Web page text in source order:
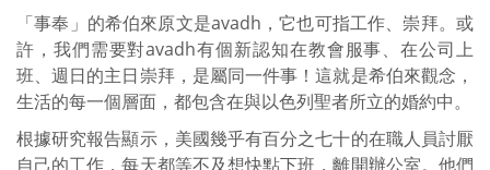
「事奉」的希伯來原文是avadh，它也可指工作、崇拜。或
許，我們需要對avadh有個新認知在教會服事、在公司上
班、週日的主日崇拜，是屬同一件事！這就是希伯來觀念，
生活的每一個層面，都包含在與以色列聖者所立的婚約中。
根據研究報告顯示，美國幾乎有百分之七十的在職人員討厭
自己的工作，每天都等不及想快點下班，離開辦公室。他們